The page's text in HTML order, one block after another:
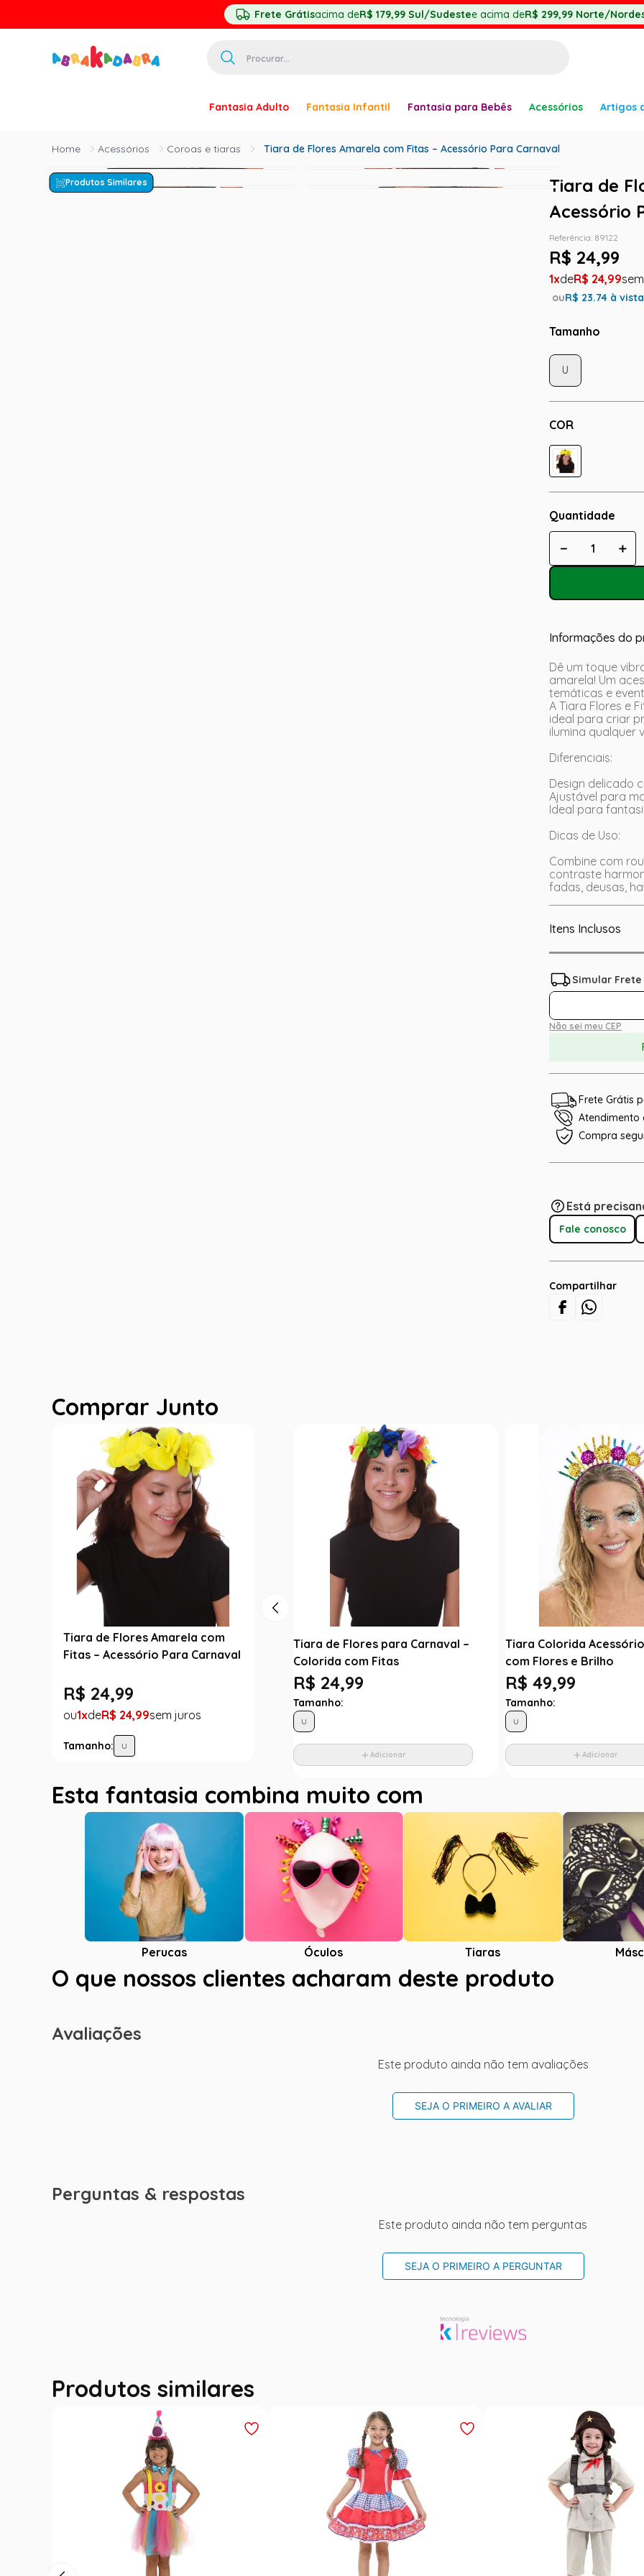
Frete Grátisacima deR$ 179,99 Sul/Sudestee acima deR$ 299,99 Norte/
Fantasia Adulto Fantasia Infantil Fantasia para Bebês Acessórios Artigos
Acessórios Coroas e tiaras Tiara de Flores Amarela com Fitas – Acessório Para Carnaval
Produtos Similares
Tiara de
Acessório
Referência: 89122
R$ 24,99
1 R$ 24,99
ouR$ 23.74 à vista
Tamanho
COR
U
Quantidade
＋
－
Informações do
Dê um toque
amarela! Um
temáticas e
A Tiara Flores e
ideal para criar
ilumina qualquer
Diferenciais:
Design delicado
Ajustável para
Ideal para
Dicas de Uso:
Combine com
contraste
fadas, deusas,
Itens Inclusos
Não sei meu CEP
Frete Grátis
Atendimento
Compra
Está
Fale conosco
Compartilhar
Comprar Junto
Tiara de Flores Amarela com
Fitas – Acessório Para Carnaval
R$ 24,99
1 R$ 24,99
Tamanho: U
Tiara de Flores para Carnaval –
Colorida com Fitas
R$ 24,99
Tamanho:
U
Adicionar
Tiara Colorida
com Flores e Brilho
R$ 49,99
Tamanho:
U
Adicionar
Esta fantasia combina muito com
Perucas Óculos Tiaras
O que nossos clientes acharam deste produto
Avaliações
Este produto ainda não tem avaliações
SEJA O PRIMEIRO A AVALIAR
Perguntas & respostas
Este produto ainda não tem perguntas
SEJA O PRIMEIRO A PERGUNTAR
Produtos similares
º
princesa
3º